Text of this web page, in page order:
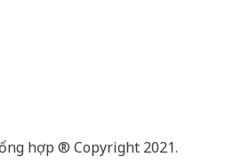
hợp ® Copyright 2021.